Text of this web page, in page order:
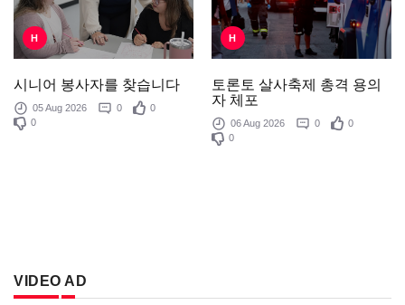
H
시니어 봉사자를 찾습니다
05 Aug 2026 0
0
0
H
토론토 살사축제 총격 용의
자 체포
06 Aug 2026 0
0
0
VIDEO AD